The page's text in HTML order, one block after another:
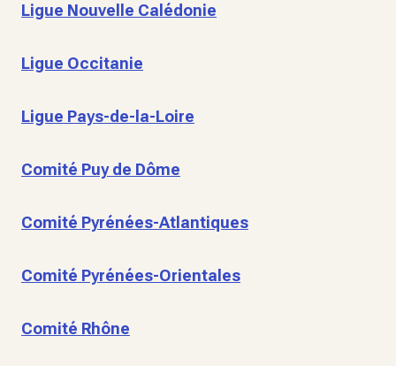
Ligue Nouvelle Calédonie
Ligue Occitanie
Ligue Pays-de-la-Loire
Comité Puy de Dôme
Comité Pyrénées-Atlantiques
Comité Pyrénées-Orientales
Comité Rhône